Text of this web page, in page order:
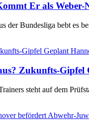
Er als Weber-
der Bundesliga bebt es
Zukunfts-Gipfel
steht auf dem